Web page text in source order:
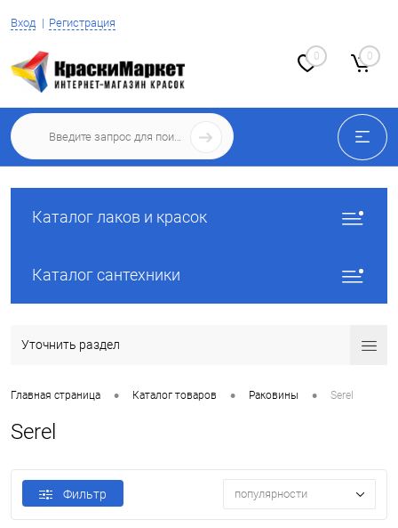
Вход Регистрация
0 0
Каталог лаков и красок
Каталог сантехники
Уточнить раздел
Главная страница • Каталог товаров • Раковины • Serel
Serel
Фильтр популярности